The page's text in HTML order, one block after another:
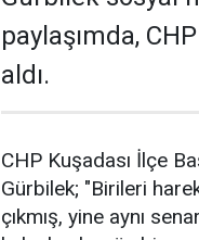
paylaşımda,
aldı.
CHP Kuşadası İlçe
Gürbilek; "Birileri
çıkmış, yine aynı